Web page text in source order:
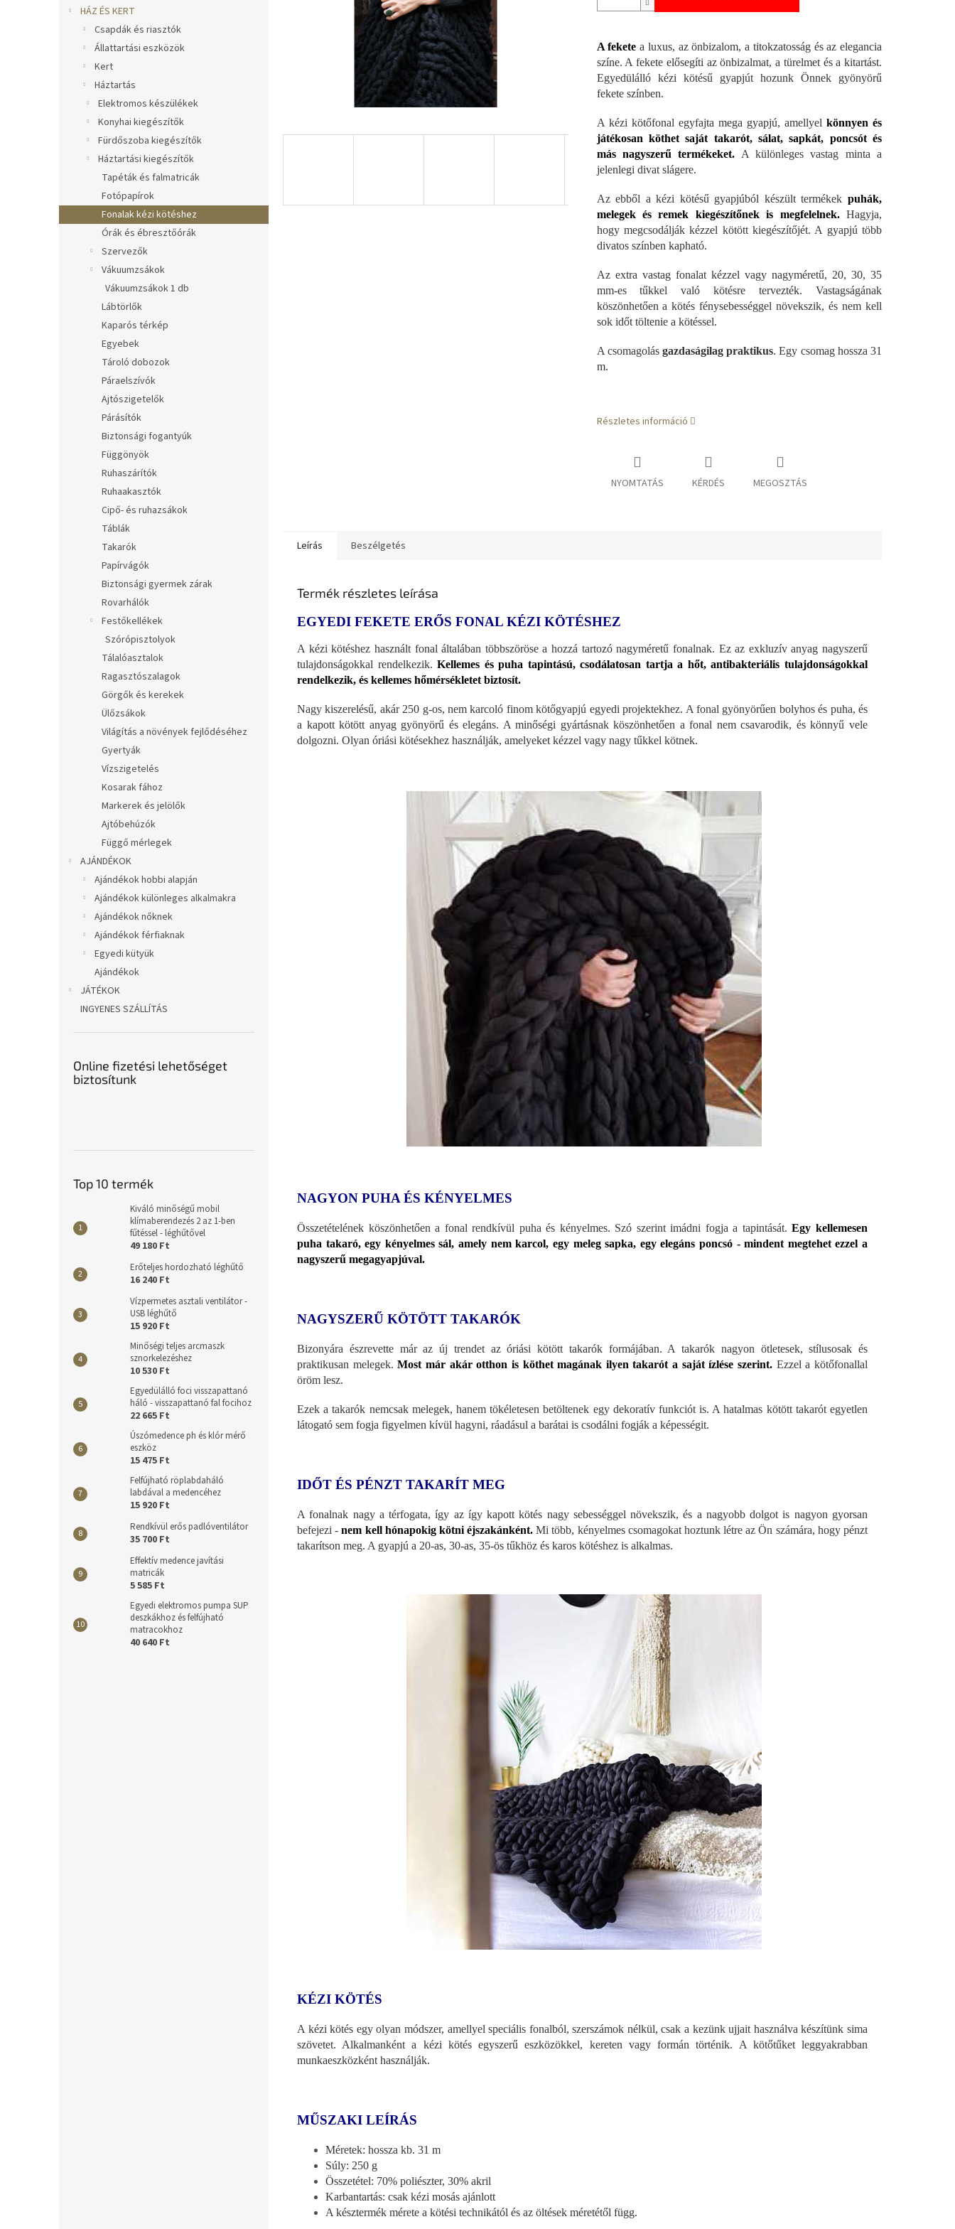
HÁZ ÉS KERT
Csapdák és riasztók
Állattartási eszközök
Kert
Háztartás
Elektromos készülékek
Konyhai kiegészítők
Fürdőszoba kiegészítők
Háztartási kiegészítők
Tapéták és falmatricák
Fotópapírok
Fonalak kézi kötéshez
Órák és ébresztőórák
Szervezők
Vákuumzsákok
Vákuumzsákok 1 db
Lábtörlők
Kaparós térkép
Egyebek
Tároló dobozok
Páraelszívók
Ajtószigetelők
Párásítók
Biztonsági fogantyúk
Függönyök
Ruhaszárítók
Ruhaakasztók
Cipő- és ruhazsákok
Táblák
Takarók
Papírvágók
Biztonsági gyermek zárak
Rovarhálók
Festőkellékek
Szórópisztolyok
Tálalóasztalok
Ragasztószalagok
Görgők és kerekek
Ülőzsákok
Világítás a növények fejlődéséhez
Gyertyák
Vízszigetelés
Kosarak fához
Markerek és jelölők
Ajtóbehúzók
Függő mérlegek
AJÁNDÉKOK
Ajándékok hobbi alapján
Ajándékok különleges alkalmakra
Ajándékok nőknek
Ajándékok férfiaknak
Egyedi kütyük
Ajándékok
JÁTÉKOK
INGYENES SZÁLLÍTÁS
Online fizetési lehetőséget
biztosítunk
Top 10 termék
Kiváló minőségű mobil
klímaberendezés 2 az 1-ben
fűtéssel - léghűtővel
49 180 Ft
Erőteljes hordozható léghűtő
16 240 Ft
Vízpermetes asztali ventilátor -
USB léghűtő
15 920 Ft
Minőségi teljes arcmaszk
sznorkelezéshez
10 530 Ft
Egyedülálló foci visszapattanó
háló - visszapattanó fal focihoz
22 665 Ft
Úszómedence ph és klór mérő
eszköz
15 475 Ft
Felfújható röplabdaháló
labdával a medencéhez
15 920 Ft
Rendkívül erős padlóventilátor
35 700 Ft
Effektív medence javítási
matricák
5 585 Ft
Egyedi elektromos pumpa SUP
deszkákhoz és felfújható
matracokhoz
40 640 Ft
A fekete a luxus, az önbizalom, a titokzatosság és az elegancia
színe. A fekete elősegíti az önbizalmat, a türelmet és a kitartást.
Egyedülálló kézi kötésű gyapjút hozunk Önnek gyönyörű
fekete színben.
A kézi kötőfonal egyfajta mega gyapjú, amellyel könnyen és
játékosan köthet saját takarót, sálat, sapkát, poncsót és
más nagyszerű termékeket. A különleges vastag minta a
jelenlegi divat slágere.
Az ebből a kézi kötésű gyapjúból készült termékek puhák,
melegek és remek kiegészítőnek is megfelelnek.Hagyja,
hogy megcsodálják kézzel kötött kiegészítőjét. A gyapjú több
divatos színben kapható.
Az extra vastag fonalat kézzel vagy nagyméretű, 20, 30, 35
mm-es tűkkel való kötésre tervezték. Vastagságának
köszönhetően a kötés fénysebességgel növekszik, és nem kell
sok időt töltenie a kötéssel.
A csomagolás gazdaságilag praktikus. Egy csomag hossza 31
m.
Részletes információ
NYOMTATÁS KÉRDÉS MEGOSZTÁS
Leírás Beszélgetés
Termék részletes leírása
EGYEDI FEKETE ERŐS FONAL KÉZI KÖTÉSHEZ
A kézi kötéshez használt fonal általában többszöröse a hozzá tartozó nagyméretű fonalnak. Ez az exkluzív anyag nagyszerű
tulajdonságokkal rendelkezik. Kellemes és puha tapintású, csodálatosan tartja a hőt, antibakteriális tulajdonságokkal
rendelkezik, és kellemes hőmérsékletet biztosít.
Nagy kiszerelésű, akár 250 g-os, nem karcoló finom kötőgyapjú egyedi projektekhez. A fonal gyönyörűen bolyhos és puha, és
a kapott kötött anyag gyönyörű és elegáns. A minőségi gyártásnak köszönhetően a fonal nem csavarodik, és könnyű vele
dolgozni. Olyan óriási kötésekhez használják, amelyeket kézzel vagy nagy tűkkel kötnek.
NAGYON PUHA ÉS KÉNYELMES
Összetételének köszönhetően a fonal rendkívül puha és kényelmes. Szó szerint imádni fogja a tapintását.Egy kellemesen
puha takaró, egy kényelmes sál, amely nem karcol, egy meleg sapka, egy elegáns poncsó - mindent megtehet ezzel a
nagyszerű megagyapjúval.
NAGYSZERŰ KÖTÖTT TAKARÓK
Bizonyára észrevette már az új trendet az óriási kötött takarók formájában. A takarók nagyon ötletesek, stílusosak és
praktikusan melegek.Most már akár otthon is köthet magának ilyen takarót a saját ízlése szerint. Ezzel a kötőfonallal
öröm lesz.
Ezek a takarók nemcsak melegek, hanem tökéletesen betöltenek egy dekoratív funkciót is. A hatalmas kötött takarót egyetlen
látogató sem fogja figyelmen kívül hagyni, ráadásul a barátai is csodálni fogják a képességit.
IDŐT ÉS PÉNZT TAKARÍT MEG
A fonalnak nagy a térfogata, így az így kapott kötés nagy sebességgel növekszik, és a nagyobb dolgot is nagyon gyorsan
befejezi -nem kell hónapokig kötni éjszakánként. Mi több, kényelmes csomagokat hoztunk létre az Ön számára, hogy pénzt
takarítson meg. A gyapjú a 20-as, 30-as, 35-ös tűkhöz és karos kötéshez is alkalmas.
KÉZI KÖTÉS
A kézi kötés egy olyan módszer, amellyel speciális fonalból, szerszámok nélkül, csak a kezünk ujjait használva készítünk sima
szövetet. Alkalmanként a kézi kötés egyszerű eszközökkel, kereten vagy formán történik. A kötőtűket leggyakrabban
munkaeszközként használják.
MŰSZAKI LEÍRÁS
Méretek: hossza kb. 31 m
Súly: 250 g
Összetétel: 70% poliészter, 30% akril
Karbantartás: csak kézi mosás ajánlott
A késztermék mérete a kötési technikától és az öltések méretétől függ.